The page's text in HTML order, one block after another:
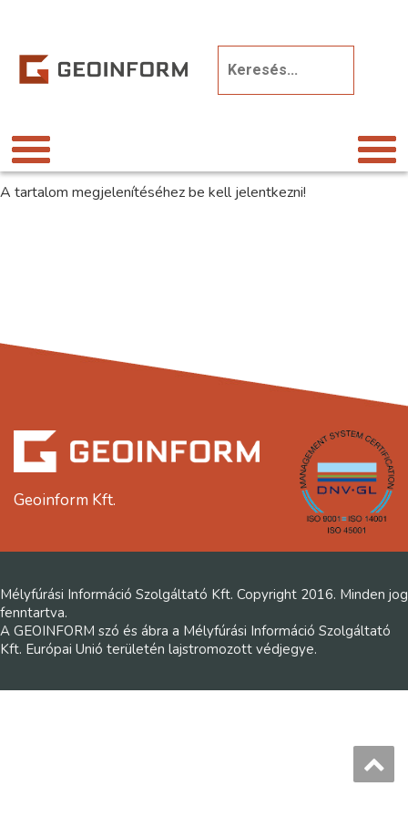
A tartalom megjelenítéséhez be kell jelentkezni!
Geoinform Kft.
Mélyfúrási Információ Szolgáltató Kft. Copyright 2016. Minden jog
fenntartva.
A GEOINFORM szó és ábra a Mélyfúrási Információ Szolgáltató
Kft. Európai Unió területén lajstromozott védjegye.